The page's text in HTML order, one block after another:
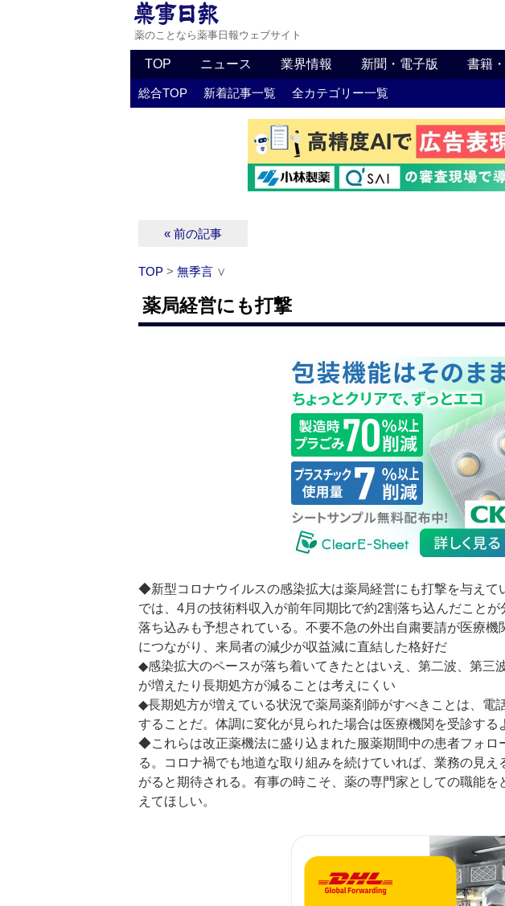
薬のことなら薬事日報ウェブサイト
TOP ニュース 業界情報 新聞・電子版 書籍
総合TOP 新着記事一覧 全カテゴリー一覧
« 前の記事
TOP > 無季言 ∨
薬局経営にも打撃
◆新型コロナウイルスの感染拡大は薬局経営にも打撃を与えて
では、4月の技術料収入が前年同期比で約2割落ち込んだこと
落ち込みも予想されている。不要不急の外出自粛要請が医療機
につながり、来局者の減少が収益減に直結した格好だ
◆感染拡大のペースが落ち着いてきたとはいえ、第二波、第三
が増えたり長期処方が減ることは考えにくい
◆長期処方が増えている状況で薬局薬剤師がすべきことは、電
することだ。体調に変化が見られた場合は医療機関を受診する
◆これらは改正薬機法に盛り込まれた服薬期間中の患者フォロ
る。コロナ禍でも地道な取り組みを続けていれば、業務の見え
がると期待される。有事の時こそ、薬の専門家としての職能
えてほしい。